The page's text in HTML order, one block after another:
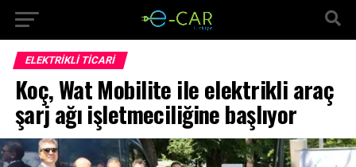
ELEKTRIKLI TICARI
Koç, Wat Mobilite ile elektrikli araç
şarj ağı işletmeciliğine başlıyor